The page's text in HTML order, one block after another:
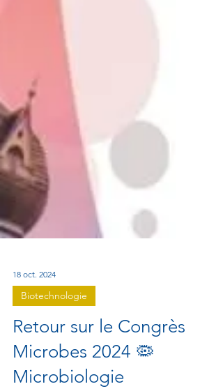
18 oct. 2024
Biotechnologie
Retour sur le Congrès
Microbes 2024 🦠